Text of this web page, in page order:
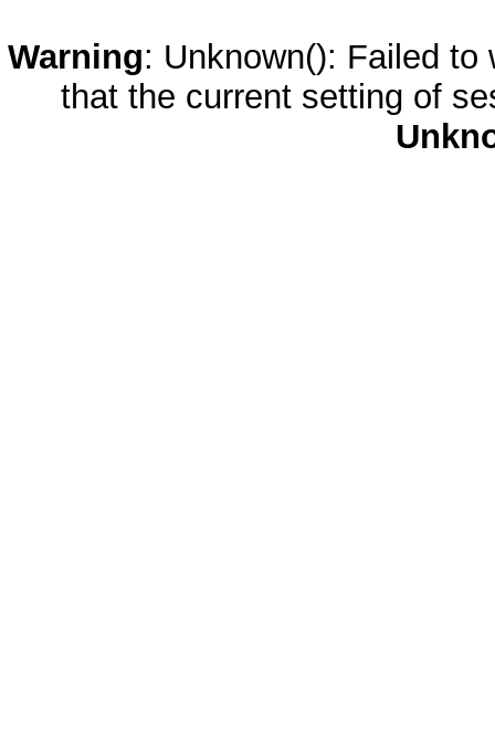
Warning: Unknown(): Failed
that the current setting of